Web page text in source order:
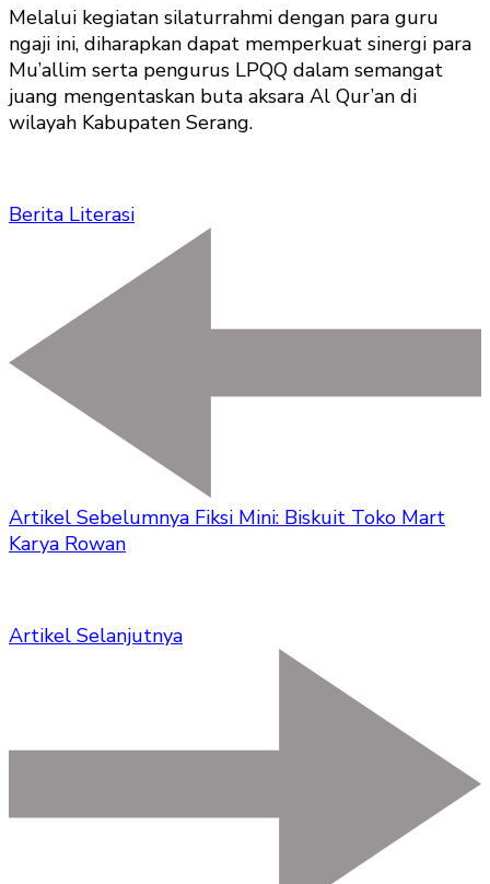
Melalui kegiatan silaturrahmi dengan para guru
ngaji ini, diharapkan dapat memperkuat sinergi para
Mu’allim serta pengurus LPQQ dalam semangat
juang mengentaskan buta aksara Al Qur’an di
wilayah Kabupaten Serang.
Berita Literasi
Artikel Sebelumnya Fiksi Mini: Biskuit Toko Mart
Karya Rowan
Artikel Selanjutnya